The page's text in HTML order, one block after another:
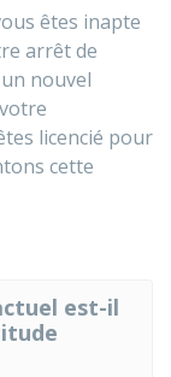
êtes inapte
arrêt de
nouvel
licencié pour
cette
est-il